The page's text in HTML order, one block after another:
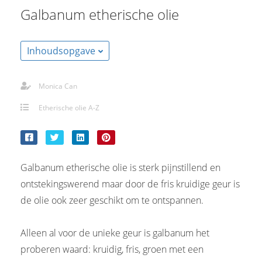
Galbanum etherische olie
Inhoudsopgave
Monica Can
Etherische olie A-Z
Galbanum etherische olie is sterk pijnstillend en
ontstekingswerend maar door de fris kruidige geur is
de olie ook zeer geschikt om te ontspannen.
Alleen al voor de unieke geur is galbanum het
proberen waard: kruidig, fris, groen met een